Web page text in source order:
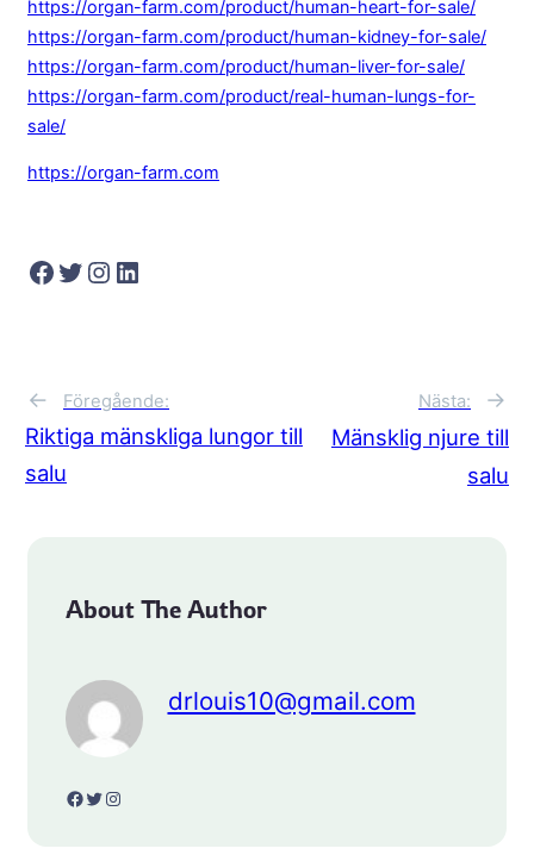
https://organ-farm.com/product/human-heart-for-sale/
https://organ-farm.com/product/human-kidney-for-sale/
https://organ-farm.com/product/human-liver-for-sale/
https://organ-farm.com/product/real-human-lungs-for-
sale/
https://organ-farm.com
Facebook Twitter Instagram LinkedIn
← Föregående:
Riktiga mänskliga lungor till
salu
Nästa:
Mänsklig njure till
salu
→
About The Author
drlouis10@gmail.com
Facebook Twitter Instagram